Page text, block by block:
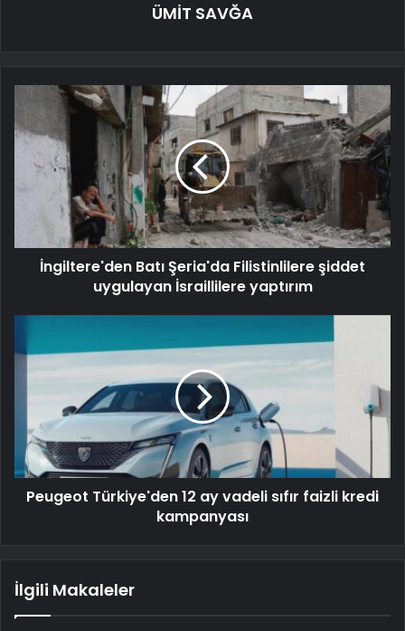
ÜMİT SAVĞA
İngiltere'den Batı Şeria'da Filistinlilere şiddet
uygulayan İsraillilere yaptırım
Peugeot Türkiye'den 12 ay vadeli sıfır faizli kredi
kampanyası
İlgili Makaleler